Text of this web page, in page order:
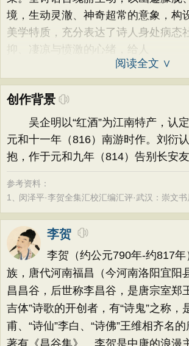
境，生动灵澈、神奇超常的意象，构
美学特质，充分表达了诗人身处病态
抑、凄凉与愤激的心绪，给人
阅读全文 ∨
创作背景
吴企明以“红酒”为江南特产，认
元和十一年（816）南游时作。刘衍
抱，作于元和九年（814）告别长安友
参考资料：
1、闵泽平·李贺全集汇校汇编汇评·武汉：崇文
李贺
李贺（约公元790年-约817年
族，唐代河南福昌（今河南洛阳宜阳
昌昌谷，后世称李昌谷，是唐宗室郑
吉体”诗歌的开创者，有“诗鬼”之称，
甫、“诗仙”李白、“诗佛”王维相齐名的
著有《昌谷集》。李贺是中唐的浪漫